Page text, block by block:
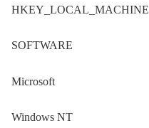
HKEY_LOCAL_MACHINE
SOFTWARE
Microsoft
Windows NT